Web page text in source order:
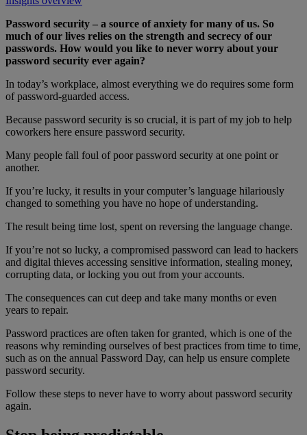
Password security – a source of anxiety for many of us. So
much of our lives relies on the strength and secrecy of our
passwords. How would you like to never worry about your
password security ever again?
In today’s workplace, almost everything we do requires some form
of password-guarded access.
Because password security is so crucial, it is part of my job to help
coworkers here ensure password security.
Many people fall foul of poor password security at one point or
another.
If you’re lucky, it results in your computer’s language hilariously
changed to something you have no hope of understanding.
The result being time lost, spent on reversing the language change.
If you’re not so lucky, a compromised password can lead to hackers
and digital thieves accessing sensitive information, stealing money,
corrupting data, or locking you out from your accounts.
The consequences can cut deep and take many months or even
years to repair.
Password practices are often taken for granted, which is one of the
reasons why reminding ourselves of best practices from time to time,
such as on the annual Password Day, can help us ensure complete
password security.
Follow these steps to never have to worry about password security
again.